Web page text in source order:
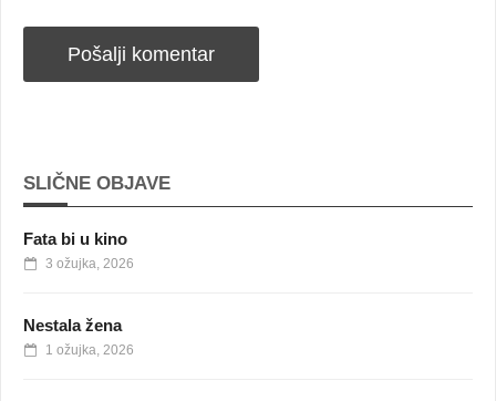
SLIČNE OBJAVE
Fata bi u kino
3 ožujka, 2026
Nestala žena
1 ožujka, 2026